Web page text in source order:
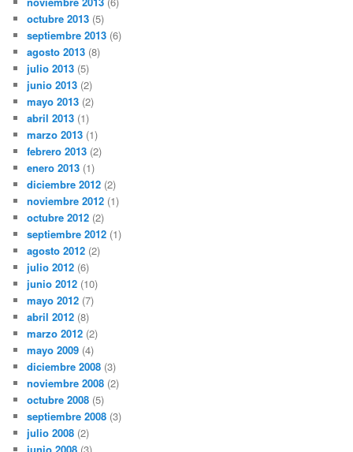
octubre 2013 (5)
septiembre 2013 (6)
agosto 2013 (8)
julio 2013 (5)
junio 2013 (2)
mayo 2013 (2)
abril 2013 (1)
marzo 2013 (1)
febrero 2013 (2)
enero 2013 (1)
diciembre 2012 (2)
noviembre 2012 (1)
octubre 2012 (2)
septiembre 2012 (1)
agosto 2012 (2)
julio 2012 (6)
junio 2012 (10)
mayo 2012 (7)
abril 2012 (8)
marzo 2012 (2)
mayo 2009 (4)
diciembre 2008 (3)
noviembre 2008 (2)
octubre 2008 (5)
septiembre 2008 (3)
julio 2008 (2)